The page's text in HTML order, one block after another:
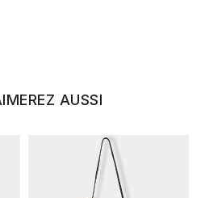
AUSSI